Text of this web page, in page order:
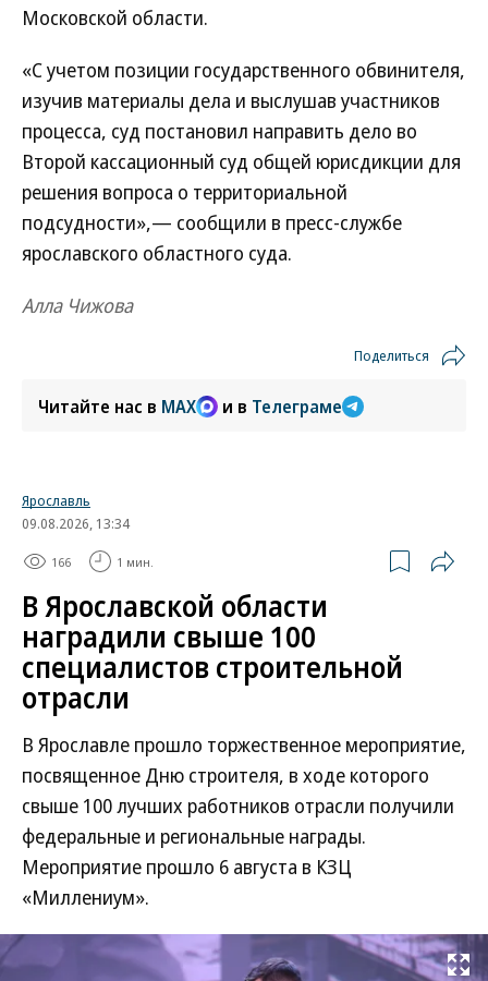
Московской области.
«С учетом позиции государственного обвинителя,
изучив материалы дела и выслушав участников
процесса, суд постановил направить дело во
Второй кассационный суд общей юрисдикции для
решения вопроса о территориальной
подсудности»,— сообщили в пресс-службе
ярославского областного суда.
Алла Чижова
Поделиться
Читайте нас в MAX и в Телеграме
Ярославль
09.08.2026, 13:34
166 1 мин.
В Ярославской области
наградили свыше 100
специалистов строительной
отрасли
В Ярославле прошло торжественное мероприятие,
посвященное Дню строителя, в ходе которого
свыше 100 лучших работников отрасли получили
федеральные и региональные награды.
Мероприятие прошло 6 августа в КЗЦ
«Миллениум».
Развернуть